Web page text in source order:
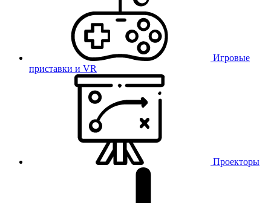
Игровые
приставки и VR
Проекторы